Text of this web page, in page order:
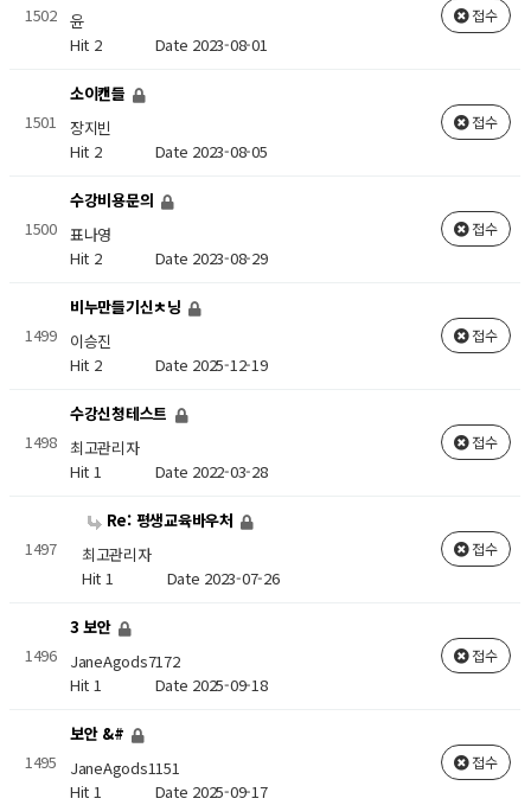
1502 윤
Hit 2 Date 2023-08-01
접수
1501
소이캔들
장지빈
Hit 2 Date 2023-08-05
접수
1500
수강비용문의
표나영
Hit 2 Date 2023-08-29
접수
1499
비누만들기신ㅊ닝
이승진
Hit 2 Date 2025-12-19
접수
1498
수강신청테스트
최고관리자
Hit 1 Date 2022-03-28
접수
1497
Re: 평생교육바우처
최고관리자
Hit 1 Date 2023-07-26
접수
1496
3 보안
JaneAgods7172
Hit 1 Date 2025-09-18
접수
1495
보안 &#
JaneAgods1151
Hit 1 Date 2025-09-17
접수